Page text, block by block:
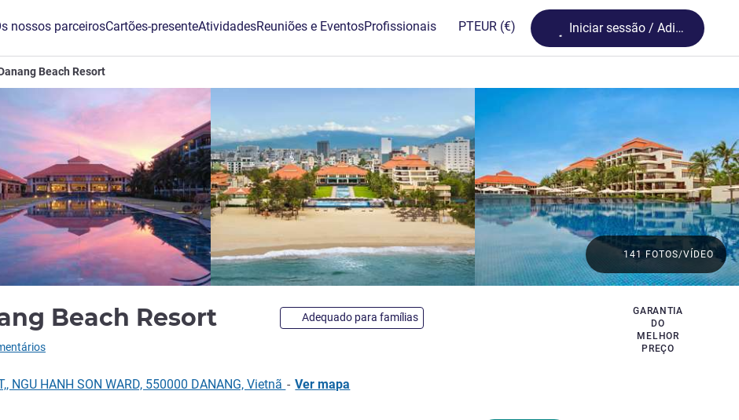
nossos parceirosCartões-presenteAtividadesReuniões e EventosProfissionais PTEUR (€) Loading...
Iniciar sessão / Adira
Beach Resort
Beach Resort 5 estrelasAdequado para famílias
GARANTIA
DO
MELHOR
PREÇO
141 FOTOS/VÍDEO
NGU HANH SON WARD, 550000 DANANG, Vietnã - Ver mapa